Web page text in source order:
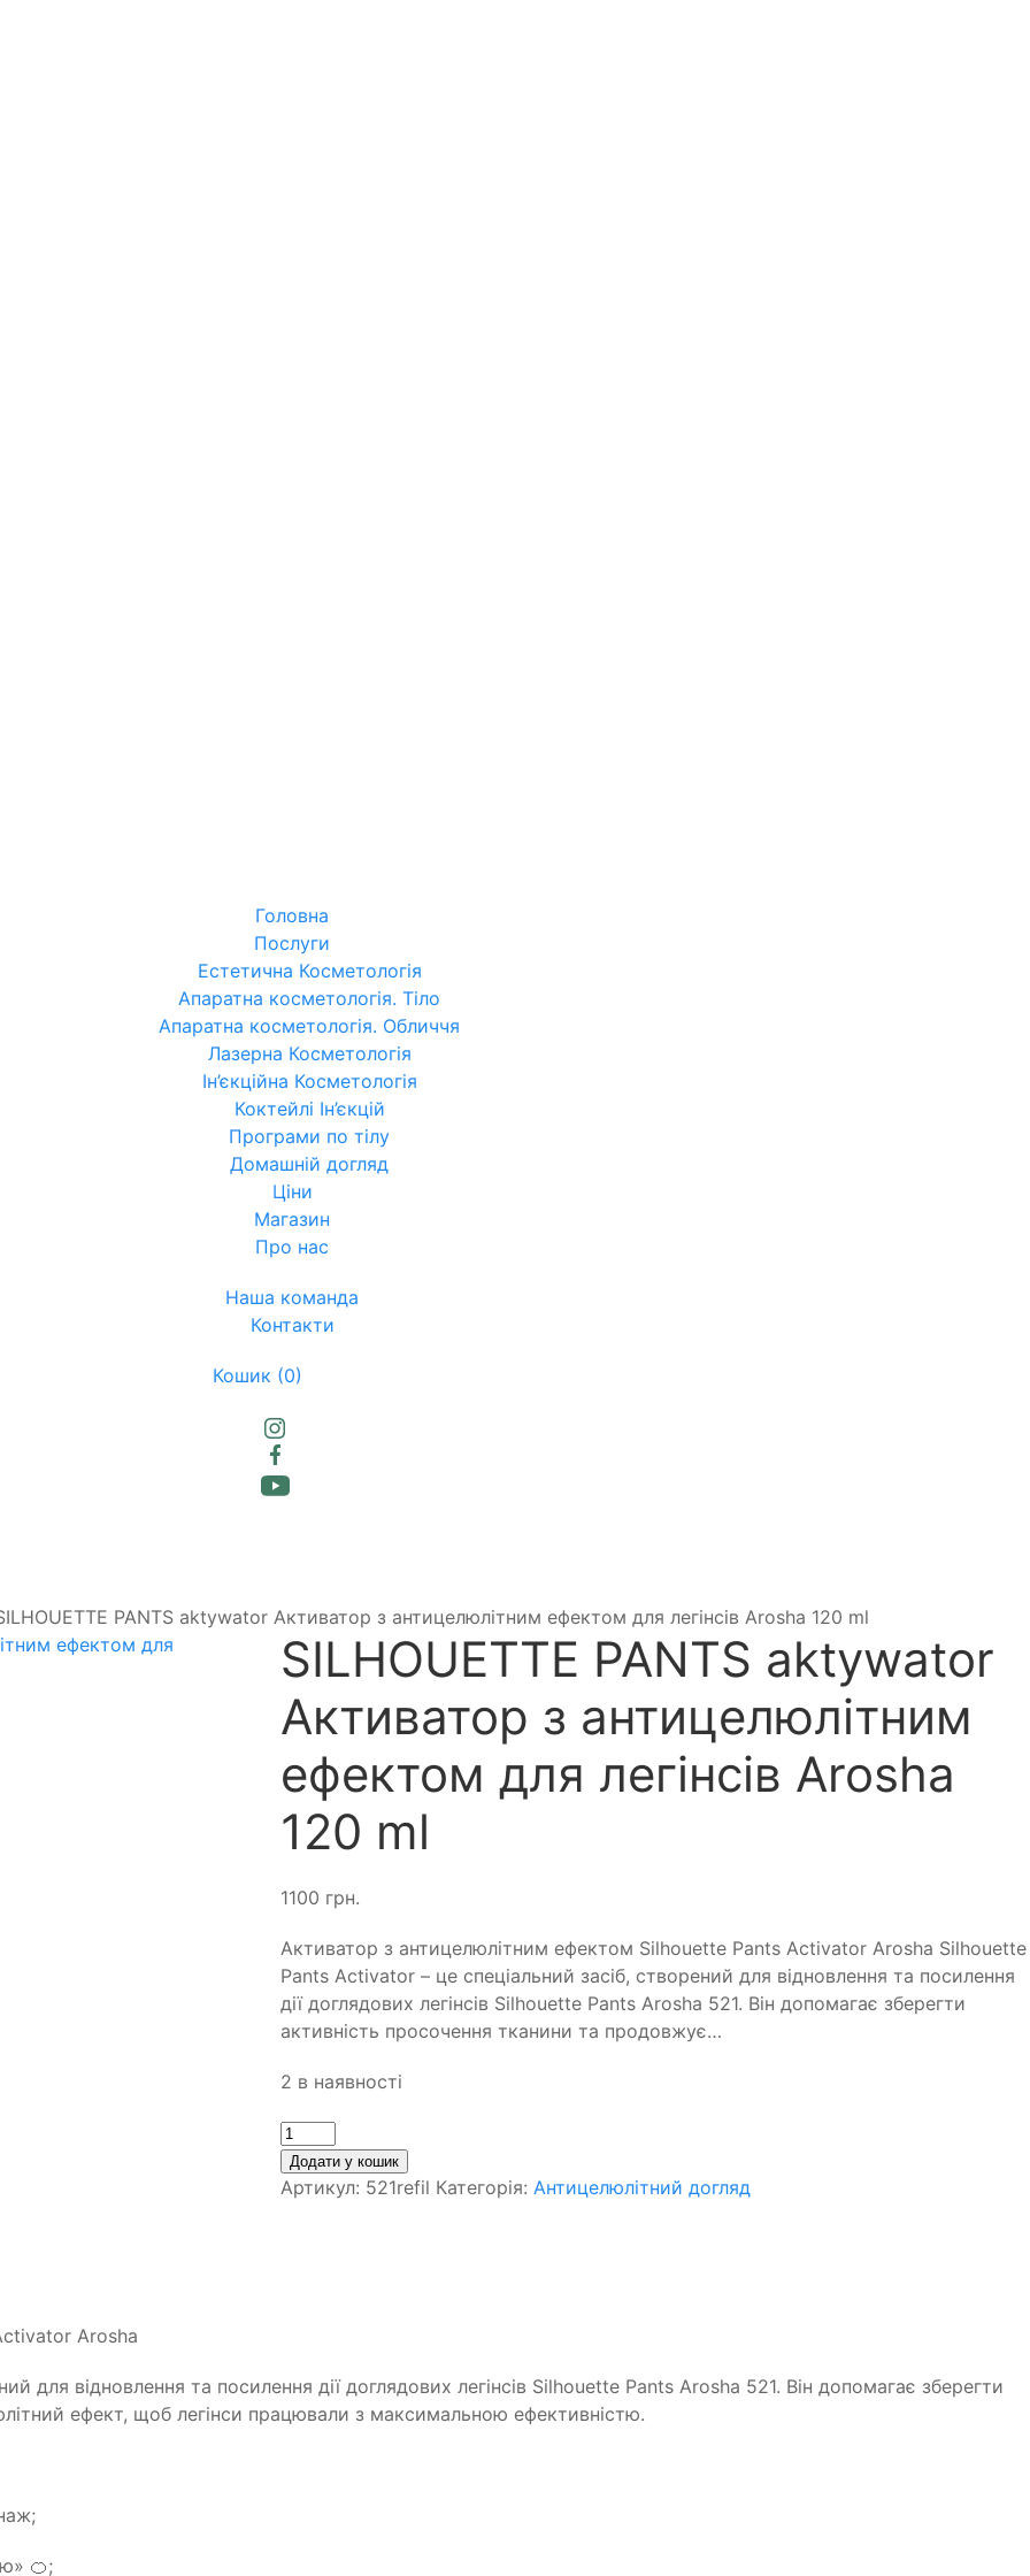
Головна
Послуги
Естетична Косметологія
Апаратна косметологія. Тіло
Апаратна косметологія. Обличчя
Лазерна Косметологія
Ін’єкційна Косметологія
Коктейлі Ін’єкцій
Програми по тілу
Домашній догляд
Ціни
Магазин
Про нас
Наша команда
Контакти
Кошик (0)
PANTS aktywator Активатор з антицелюлітним ефектом для легінсів Arosha 120 ml
SILHOUETTE PANTS aktywator
Активатор з антицелюлітним
ефектом для легінсів Arosha
120 ml
1100 грн.
Активатор з антицелюлітним ефектом Silhouette Pants Activator Arosha Silhouette
Pants Activator – це спеціальний засіб, створений для відновлення та посилення
дії доглядових легінсів Silhouette Pants Arosha 521. Він допомагає зберегти
активність просочення тканини та продовжує…
2 в наявності
Кількість
Додати у кошик
Артикул: 521refil Категорія: Антицелюлітний догляд
Arosha
для відновлення та посилення дії доглядових легінсів Silhouette Pants Arosha 521. Він допомагає зберегти
ефект, щоб легінси працювали з максимальною ефективністю.
🍊;